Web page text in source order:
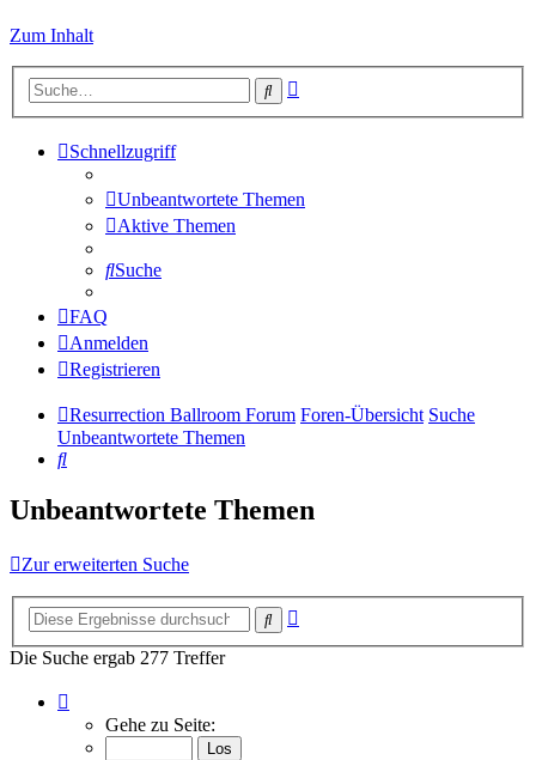
Zum Inhalt
Suche
Schnellzugriff
Unbeantwortete Themen
Aktive Themen
Suche
FAQ
Anmelden
Registrieren
Resurrection Ballroom Forum Foren-Übersicht Suche
Unbeantwortete Themen
Suche
Unbeantwortete Themen
Zur erweiterten Suche
Suche
Die Suche ergab 277 Treffer
von
Gehe zu Seite: